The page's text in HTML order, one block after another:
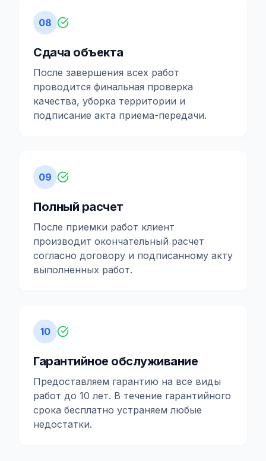
08
Сдача объекта
После завершения всех работ
проводится финальная проверка
качества, уборка территории и
подписание акта приема-передачи.
09
Полный расчет
После приемки работ клиент
производит окончательный расчет
согласно договору и подписанному акту
выполненных работ.
10
Гарантийное обслуживание
Предоставляем гарантию на все виды
работ до 10 лет. В течение гарантийного
срока бесплатно устраняем любые
недостатки.